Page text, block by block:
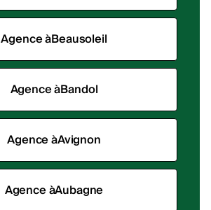
Agence àBeausoleil
Agence àBandol
Agence àAvignon
Agence àAubagne